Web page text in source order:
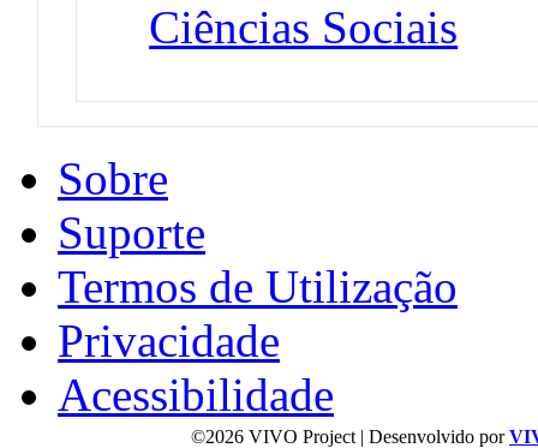
Ciências Sociais
Sobre
Suporte
Termos de Utilização
Privacidade
Acessibilidade
©2026 VIVO Project | Desenvolvido por